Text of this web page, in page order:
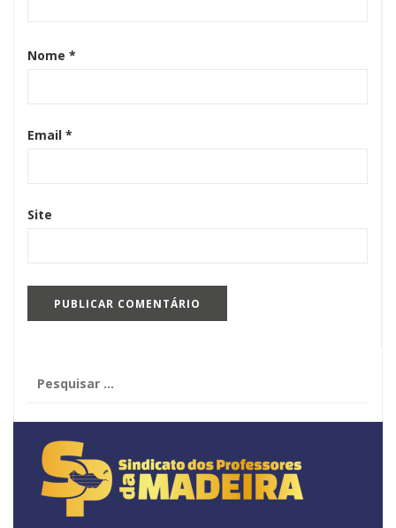
Nome *
Email *
Site
por: